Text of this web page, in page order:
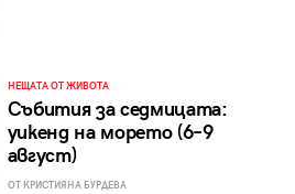
НЕЩАТА ОТ ЖИВОТА
Събития за седмицата:
уикенд на морето (6–9
август)
ОТ КРИСТИЯНА БУРДЕВА